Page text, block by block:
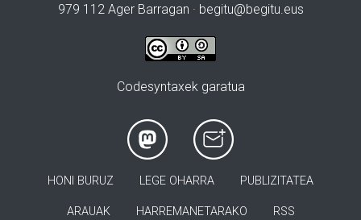
979 112 Ager Barragan · begitu@begitu.eus
Codesyntaxek garatua
HONI BURUZ LEGE OHARRA PUBLIZITATEA
ARAUAK HARREMANETARAKO RSS